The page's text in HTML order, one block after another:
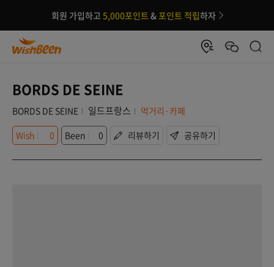
회원 가입하고 5,000포인트 &포인트 적립하자
BORDS DE SEINE
BORDS DE SEINE 일드프랑스
먹거리·카페
Wish
0 Been 0 리뷰하기 공유하기